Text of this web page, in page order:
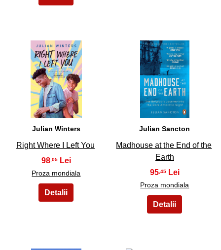
19
Julian Winters
Right Where I Left You
98 ,05
Proza mondiala
20
Julian Sancton
Madhouse at the End of the
Earth
95,45
Proza mondiala